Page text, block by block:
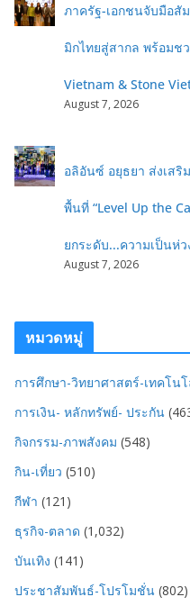
ภาครัฐ-เอกชนจับมือสั
มิกไทยสู่สากล พร้อมช
Vietnam & Stone
August 7, 2026
อลิอันซ์ อยุธยา ส่งเสริ
พื้นที่ “Level Up the
ยกระดับ...ความเป็นห่
August 7, 2026
หมวดหมู่
การศึกษา-วิทยาศาสตร์-เทคโน
การเงิน- หลักทรัพย์- ประกัน
กิจกรรม-ภาพสังคม (548)
กิน-เที่ยว (510)
กีฬา (121)
ธุรกิจ-ตลาด (1,032)
บันเทิง (141)
ประชาสัมพันธ์-โปรโมชั่น (802)